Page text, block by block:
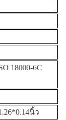
18000-6C
*0.14นิ้ว